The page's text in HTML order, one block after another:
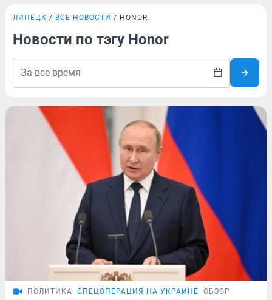
ЛИПЕЦК ВСЕ НОВОСТИ HONOR
Новости по тэгу Honor
ПОЛИТИКА СПЕЦОПЕРАЦИЯ НА УКРАИНЕ ОБЗОР